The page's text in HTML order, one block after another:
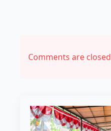
Comments are closed